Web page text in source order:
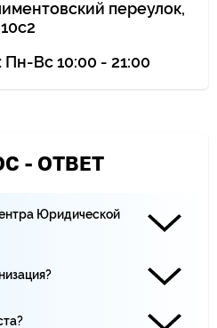
переулок,
10с2
Пн-Вс 10:00 - 21:00
- ОТВЕТ
Юридической
10 строение 2